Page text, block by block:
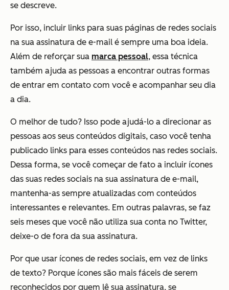
se descreve.
Por isso, incluir links para suas páginas de redes sociais
na sua assinatura de e-mail é sempre uma boa ideia.
Além de reforçar sua marca pessoal, essa técnica
também ajuda as pessoas a encontrar outras formas
de entrar em contato com você e acompanhar seu dia
a dia.
O melhor de tudo? Isso pode ajudá-lo a direcionar as
pessoas aos seus conteúdos digitais, caso você tenha
publicado links para esses conteúdos nas redes sociais.
Dessa forma, se você começar de fato a incluir ícones
das suas redes sociais na sua assinatura de e-mail,
mantenha-as sempre atualizadas com conteúdos
interessantes e relevantes. Em outras palavras, se faz
seis meses que você não utiliza sua conta no Twitter,
deixe-o de fora da sua assinatura.
Por que usar ícones de redes sociais, em vez de links
de texto? Porque ícones são mais fáceis de serem
reconhecidos por quem lê sua assinatura, se